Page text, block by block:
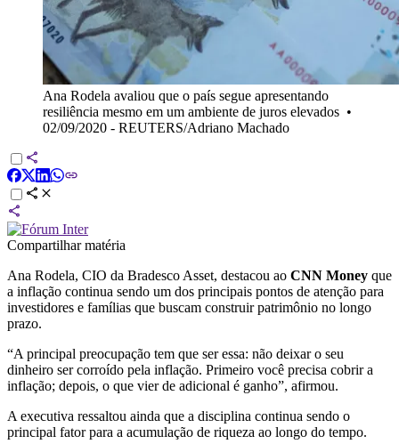
Ana Rodela avaliou que o país segue apresentando
resiliência mesmo em um ambiente de juros elevados •
02/09/2020 - REUTERS/Adriano Machado
Compartilhar matéria
Ana Rodela, CIO da Bradesco Asset, destacou ao CNN Money que
a inflação continua sendo um dos principais pontos de atenção para
investidores e famílias que buscam construir patrimônio no longo
prazo.
“A principal preocupação tem que ser essa: não deixar o seu
dinheiro ser corroído pela inflação. Primeiro você precisa cobrir a
inflação; depois, o que vier de adicional é ganho”, afirmou.
A executiva ressaltou ainda que a disciplina continua sendo o
principal fator para a acumulação de riqueza ao longo do tempo.